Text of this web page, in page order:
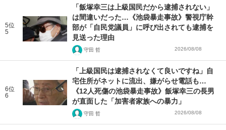
5位
5
「飯塚幸三は上級国民だから逮捕されない」
は間違いだった…《池袋暴走事故》警視庁幹
部が「自民党議員」に呼び出されても逮捕を
見送った理由
守田 哲 2026/08/08
6位
6
「上級国民は逮捕されなくて良いですね」自
宅住所がネットに流出、嫌がらせ電話も…
《12人死傷の池袋暴走事故》飯塚幸三の長男
が直面した「加害者家族への暴力」
守田 哲 2026/08/08